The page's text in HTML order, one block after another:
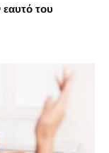
εαυτό του